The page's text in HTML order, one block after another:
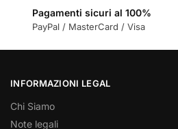
Pagamenti sicuri al 100%
PayPal / MasterCard / Visa
INFORMAZIONI LEGAL
Chi Siamo
Note legali